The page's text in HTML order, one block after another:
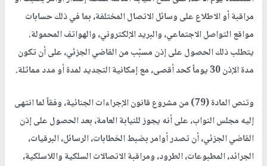
مراقبة أو الاطلاع على وسائل الاتصال المختلفة، بما في ذلك حسابات
مواقع التواصل الاجتماعي، والبريد الإلكتروني، والهواتف المحمولة.
يتطلب ذلك الحصول على إذن مسبّب من القاضي الجزئي، على أن تكون
مدة الإذن 30 يوماً كحد أقصى، مع إمكانية التجديد لمدة أو مدد مماثلة.
وتنص المادة (79) من مشروع قانون الإجراءات الجنائية، وفقاً لما انتهى
إليه مجلس النواب، على أنه يجوز للنيابة العامة، بعد الحصول على إذن
القاضي الجزئي، أن تصدر أوامر بضبط الخطابات، الرسائل، البرقيات،
الجرائد، المطبوعات، الطرود، ومراقبة الاتصالات السلكية واللاسلكية،